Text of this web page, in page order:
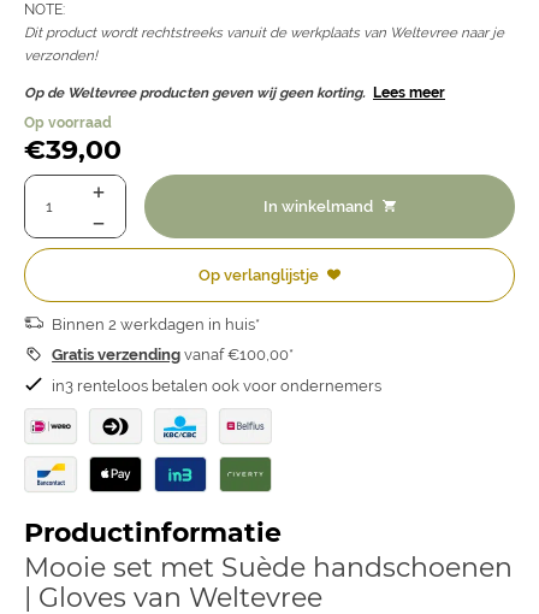
NOTE:
Dit product wordt rechtstreeks vanuit de werkplaats van Weltevree naar je
verzonden!
Op de Weltevree producten geven wij geen korting. Lees meer
Op voorraad
€39,00
In winkelmand
Op verlanglijstje
Binnen 2 werkdagen in huis*
Gratis verzending vanaf €100,00*
in3 renteloos betalen ook voor ondernemers
Productinformatie
Mooie set met Suède handschoenen
| Gloves van Weltevree